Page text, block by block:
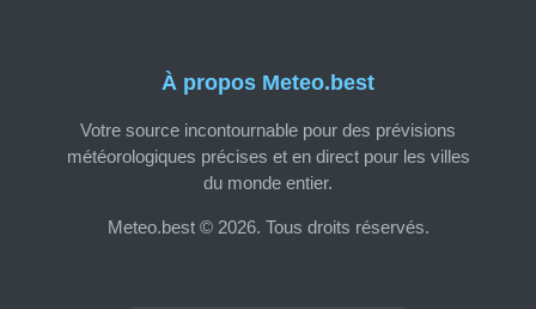
À propos Meteo.best
Votre source incontournable pour des prévisions
météorologiques précises et en direct pour les villes
du monde entier.
Meteo.best © 2026. Tous droits réservés.